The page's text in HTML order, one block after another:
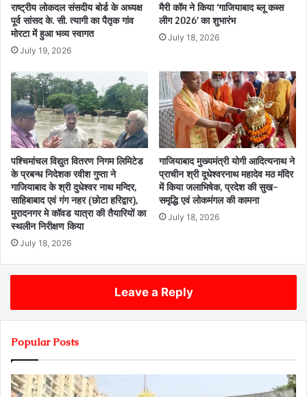
राष्ट्रीय लोकदल संसदीय बोर्ड के अध्यक्ष
पूर्व सांसद के. सी. त्यागी का पैतृक गांव
मोरटा में हुआ भव्य स्वागत
July 19, 2026
मैरी कॉम ने किया ‘गाजियाबाद ब्लू कब्स
लीग 2026’ का शुभारंभ
July 18, 2026
पश्चिमांचल विद्युत वितरण निगम लिमिटेड
के प्रबन्ध निदेशक रवीश गुप्ता ने
गाजियाबाद के श्री दुधेश्वर नाथ मन्दिर,
साहिबाबाद एवं गंग नहर (छोटा हरिद्वार),
मुरादनगर मे कॉवड यात्रा की तैयारियों का
स्थलीन निरीक्षण किया
July 18, 2026
गाजियाबाद मुख्यमंत्री योगी आदित्यनाथ ने
प्राचीन श्री दूधेश्वरनाथ महादेव मठ मंदिर
में किया जलाभिषेक, प्रदेश की सुख-
समृद्धि एवं लोकमंगल की कामना
July 18, 2026
Leave a Reply
Popular Posts